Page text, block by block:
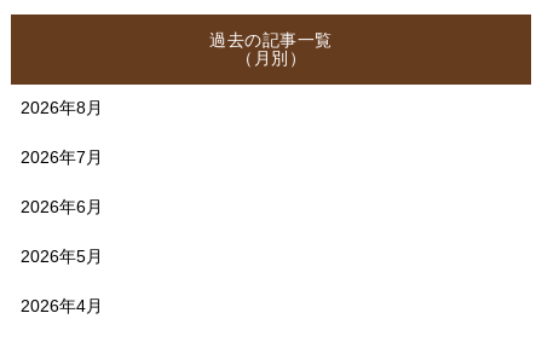
過去の記事一覧
（月別）
2026年8月
2026年7月
2026年6月
2026年5月
2026年4月